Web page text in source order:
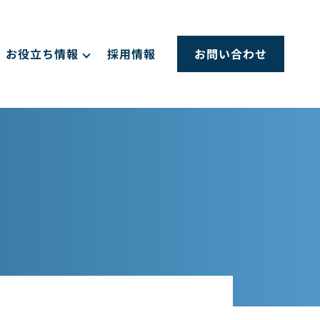
お役立ち情報 採用情報 お問い合わせ